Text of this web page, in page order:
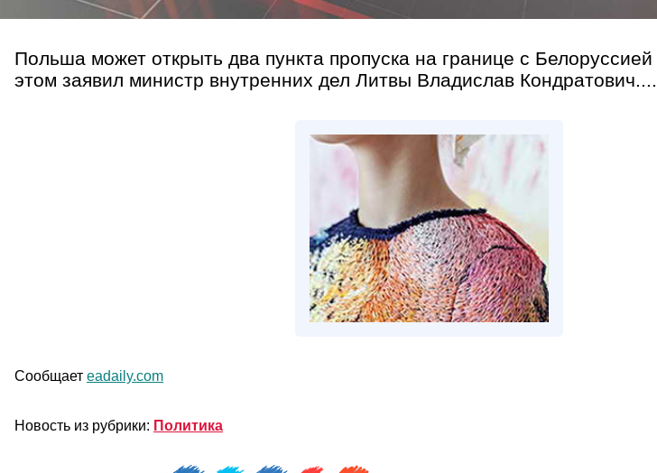
Польша может открыть два пункта пропуска на границе с
этом заявил министр внутренних дел Литвы Владислав Кондратович....
Сообщает eadaily.com
Новость из рубрики: Политика